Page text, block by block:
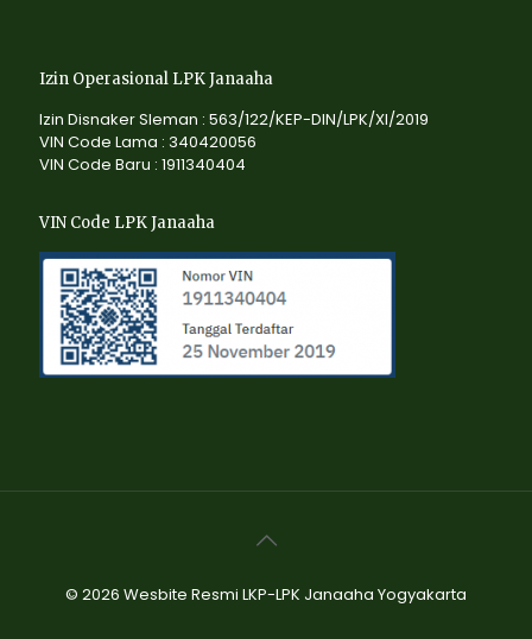
Izin Operasional LPK Janaaha
Izin Disnaker Sleman : 563/122/KEP-DIN/LPK/XI/2019
VIN Code Lama : 340420056
VIN Code Baru : 1911340404
VIN Code LPK Janaaha
© 2026 Wesbite Resmi LKP-LPK Janaaha Yogyakarta